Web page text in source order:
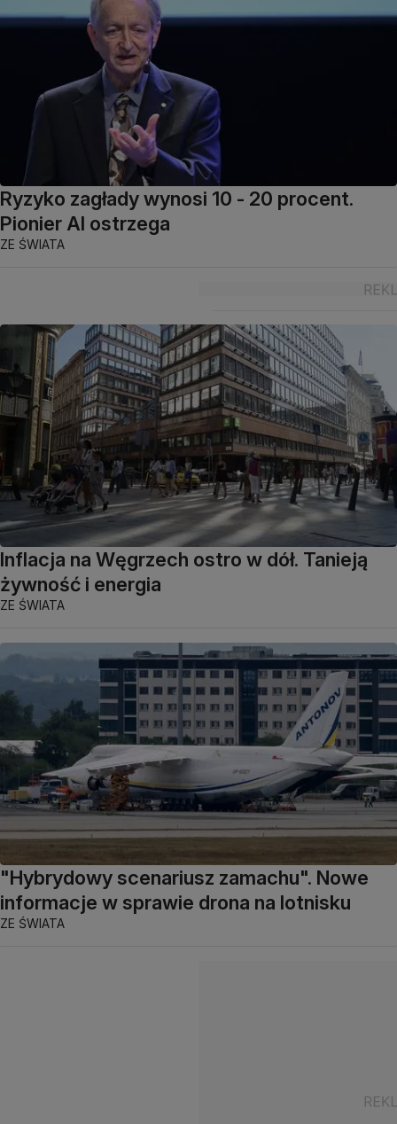
Ryzyko zagłady wynosi 10 - 20 procent.
Pionier AI ostrzega
ZE ŚWIATA
Inflacja na Węgrzech ostro w dół. Tanieją
żywność i energia
ZE ŚWIATA
"Hybrydowy scenariusz zamachu". Nowe
informacje w sprawie drona na lotnisku
ZE ŚWIATA